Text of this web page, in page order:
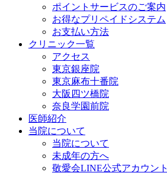
ポイントサービスのご案内
お得なプリペイドシステム
お支払い方法
クリニック一覧
アクセス
東京銀座院
東京麻布十番院
大阪四ツ橋院
奈良学園前院
医師紹介
当院について
当院について
未成年の方へ
敬愛会LINE公式アカウント